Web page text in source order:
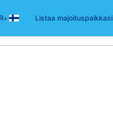
• Listaa majoituspaikkasi